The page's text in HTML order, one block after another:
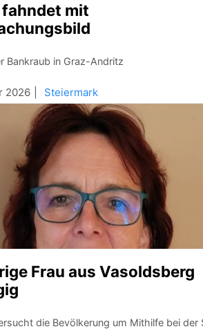
mit
Bankraub in Graz-Andritz
2026 Steiermark
Frau aus Vasoldsberg
die Bevölkerung um Mithilfe bei der